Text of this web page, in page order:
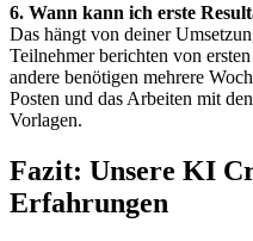
6. Wann kann ich erste
Das hängt von deiner
Teilnehmer berichten von
andere benötigen mehrere
Posten und das Arbeiten mit
Vorlagen.
Fazit: Unsere KI
Erfahrungen